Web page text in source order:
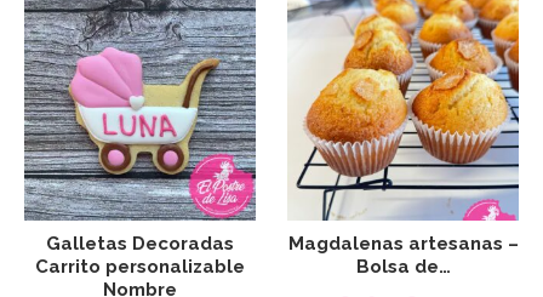
Galletas Decoradas
Carrito personalizable
Nombre
Magdalenas artesanas –
Bolsa de…